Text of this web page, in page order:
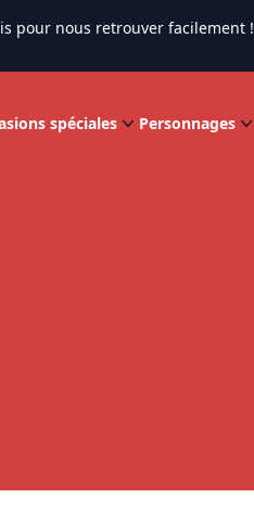
pour nous retrouver facilement !
spéciales Personnages